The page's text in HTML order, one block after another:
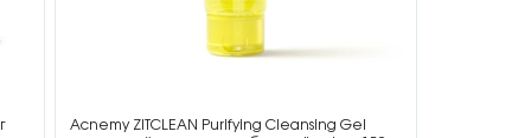
Acnemy ZITCLEAN Purifying Cleansing Gel